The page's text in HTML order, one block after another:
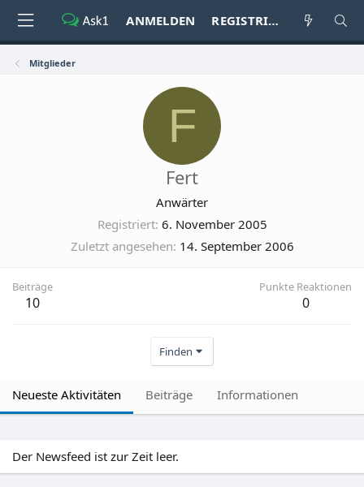
ANMELDEN REGISTRIEREN
Mitglieder
F
Fert
Anwärter
Registriert 6. November 2005
Zuletzt angesehen 14. September 2006
Beiträge
10
Punkte Reaktionen
0
Finden
Neueste Aktivitäten Beiträge Informationen
Der Newsfeed ist zur Zeit leer.